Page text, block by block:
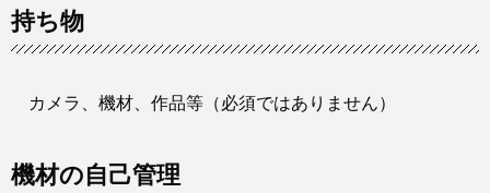
持ち物
カメラ、機材、作品等（必須ではありません）
機材の自己管理